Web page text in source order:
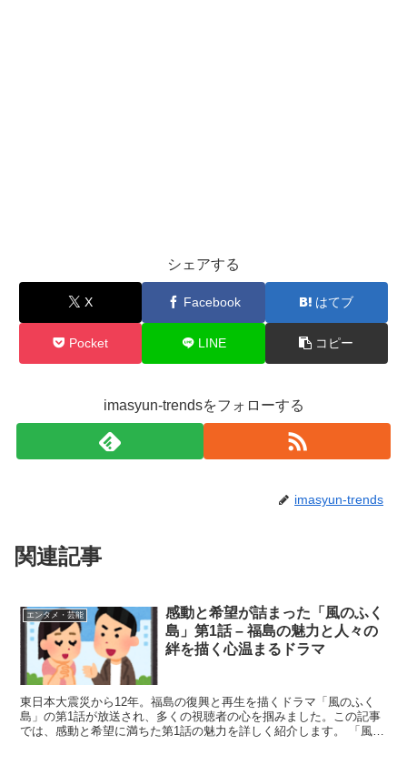
シェアする
X Facebook はてブ
Pocket LINE コピー
imasyun-trendsをフォローする
imasyun-trends
関連記事
エンタメ・芸能
感動と希望が詰まった「風のふく
島」第1話 – 福島の魅力と人々の
絆を描く心温まるドラマ
東日本大震災から12年。福島の復興と再生を描くドラマ「風のふく
島」の第1話が放送され、多くの視聴者の心を掴みました。この記事
では、感動と希望に満ちた第1話の魅力を詳しく紹介します。 「風の